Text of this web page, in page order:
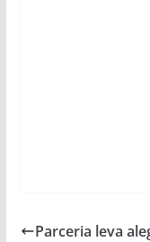
Parceria leva